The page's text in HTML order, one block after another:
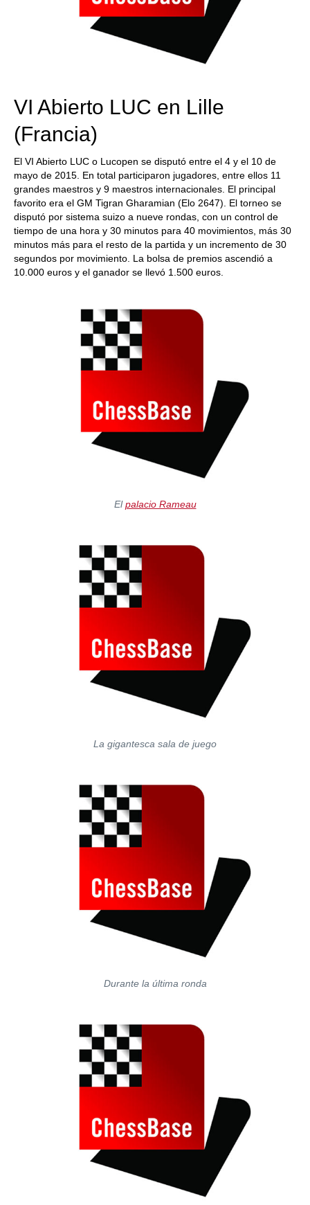
VI Abierto LUC en Lille
(Francia)
El VI Abierto LUC o Lucopen se disputó entre el 4 y el 10 de
mayo de 2015. En total participaron jugadores, entre ellos 11
grandes maestros y 9 maestros internacionales. El principal
favorito era el GM Tigran Gharamian (Elo 2647). El torneo se
disputó por sistema suizo a nueve rondas, con un control de
tiempo de una hora y 30 minutos para 40 movimientos, más 30
minutos más para el resto de la partida y un incremento de 30
segundos por movimiento. La bolsa de premios ascendió a
10.000 euros y el ganador se llevó 1.500 euros.
Elpalacio Rameau
La gigantesca sala de juego
Durante la última ronda